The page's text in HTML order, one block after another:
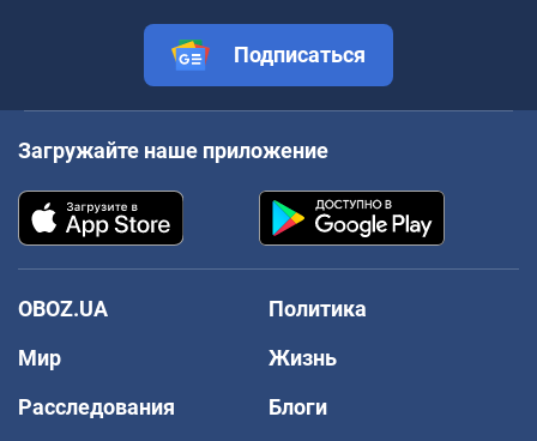
Подписаться
Загружайте наше приложение
OBOZ.UA
Политика
Мир
Жизнь
Расследования
Блоги